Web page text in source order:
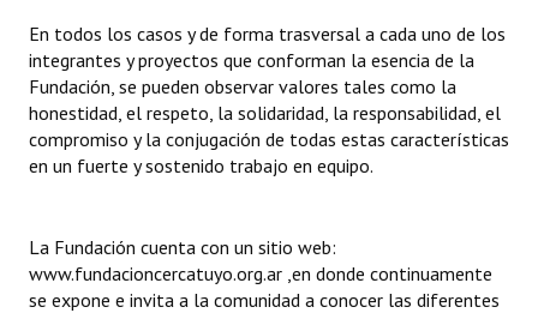
En todos los casos y de forma trasversal a cada uno de los
integrantes y proyectos que conforman la esencia de la
Fundación, se pueden observar valores tales como la
honestidad, el respeto, la solidaridad, la responsabilidad, el
compromiso y la conjugación de todas estas características
en un fuerte y sostenido trabajo en equipo.
La Fundación cuenta con un sitio web:
www.fundacioncercatuyo.org.ar ,en donde continuamente
se expone e invita a la comunidad a conocer las diferentes